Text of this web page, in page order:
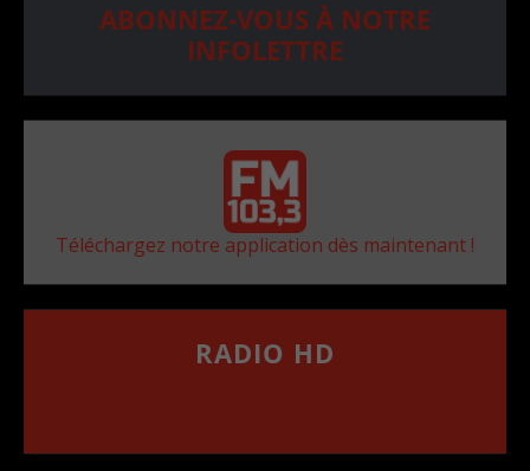
ABONNEZ-VOUS À NOTRE
INFOLETTRE
Téléchargez notre application dès maintenant !
RADIO HD